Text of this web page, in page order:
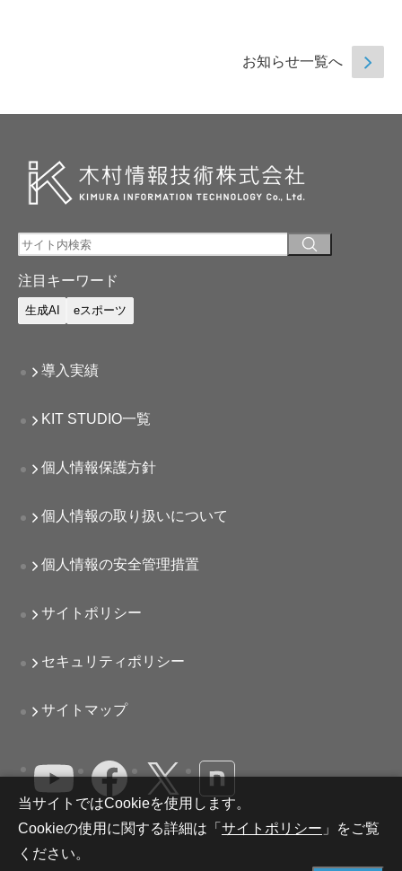
お知らせ一覧へ
注目キーワード
生成AI eスポーツ
導入実績
KIT STUDIO一覧
個人情報保護方針
個人情報の取り扱いについて
個人情報の安全管理措置
サイトポリシー
セキュリティポリシー
サイトマップ
当サイトではCookieを使用します。
Cookieの使用に関する詳細は「 サイトポリシー 」をご覧
ください。